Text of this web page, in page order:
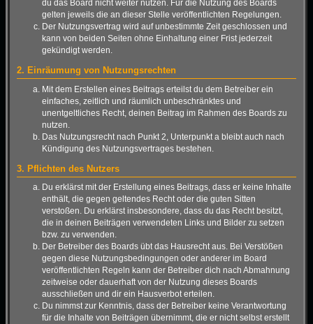
du das Board nicht weiter nutzen. Für die Nutzung des Boards
gelten jeweils die an dieser Stelle veröffentlichten Regelungen.
Der Nutzungsvertrag wird auf unbestimmte Zeit geschlossen und
kann von beiden Seiten ohne Einhaltung einer Frist jederzeit
gekündigt werden.
2. Einräumung von Nutzungsrechten
Mit dem Erstellen eines Beitrags erteilst du dem Betreiber ein
einfaches, zeitlich und räumlich unbeschränktes und
unentgeltliches Recht, deinen Beitrag im Rahmen des Boards zu
nutzen.
Das Nutzungsrecht nach Punkt 2, Unterpunkt a bleibt auch nach
Kündigung des Nutzungsvertrages bestehen.
3. Pflichten des Nutzers
Du erklärst mit der Erstellung eines Beitrags, dass er keine Inhalte
enthält, die gegen geltendes Recht oder die guten Sitten
verstoßen. Du erklärst insbesondere, dass du das Recht besitzt,
die in deinen Beiträgen verwendeten Links und Bilder zu setzen
bzw. zu verwenden.
Der Betreiber des Boards übt das Hausrecht aus. Bei Verstößen
gegen diese Nutzungsbedingungen oder anderer im Board
veröffentlichten Regeln kann der Betreiber dich nach Abmahnung
zeitweise oder dauerhaft von der Nutzung dieses Boards
ausschließen und dir ein Hausverbot erteilen.
Du nimmst zur Kenntnis, dass der Betreiber keine Verantwortung
für die Inhalte von Beiträgen übernimmt, die er nicht selbst erstellt